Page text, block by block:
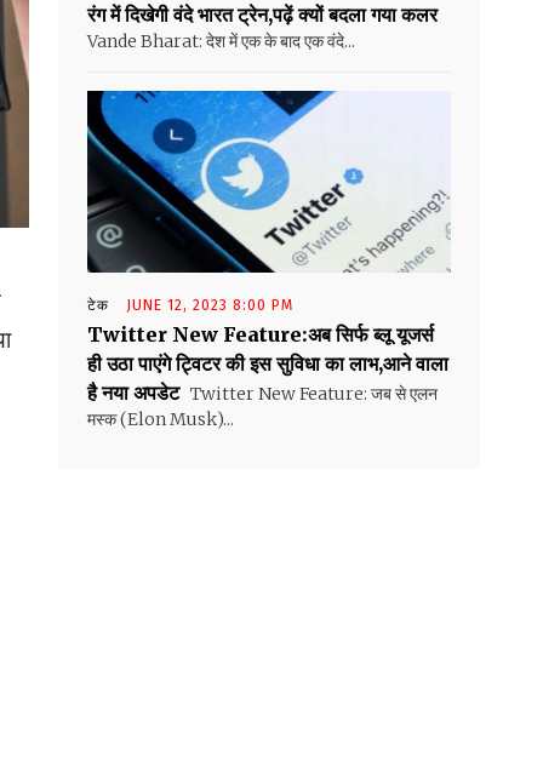
रंग में दिखेगी वंदे भारत ट्रेन,पढ़ें क्यों बदला गया कलर
Vande Bharat: देश में एक के बाद एक वंदे...
टेक JUNE 12, 2023 8:00 PM
Twitter New Feature:अब सिर्फ ब्लू यूजर्स
ही उठा पाएंगे ट्विटर की इस सुविधा का लाभ,आने वाला
है नया अपडेट Twitter New Feature: जब से एलन
मस्क (Elon Musk)...